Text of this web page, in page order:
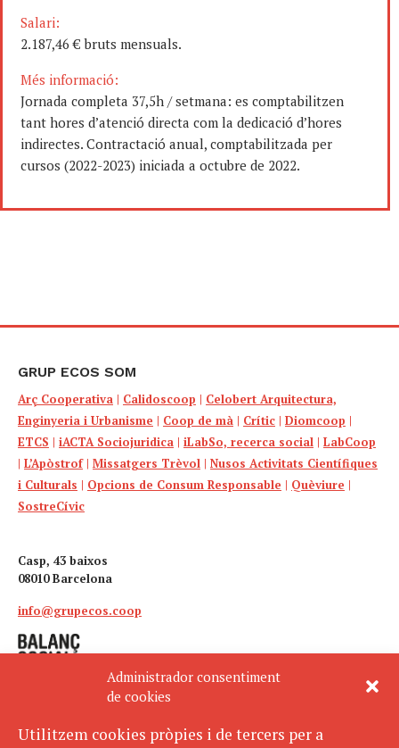
Administrador consentiment
de cookies
Utilitzem cookies pròpies i de tercers per a
Salari:
2.187,46 € bruts mensuals.
Més informació:
Jornada completa 37,5h / setmana: es comptabilitzen
tant hores d’atenció directa com la dedicació d’hores
indirectes. Contractació anual, comptabilitzada per
cursos (2022-2023) iniciada a octubre de 2022.
GRUP ECOS SOM
Arç Cooperativa | Calidoscoop | Celobert Arquitectura,
Enginyeria i Urbanisme | Coop de mà | Crític | Diomcoop |
ETCS | iACTA Sociojuridica | iLabSo, recerca social | LabCoop
| L’Apòstrof| Missatgers Trèvol | Nusos Activitats Científiques
i Culturals | Opcions de Consum Responsable | Quèviure |
SostreCívic
Casp, 43 baixos
08010 Barcelona
info@grupecos.coop